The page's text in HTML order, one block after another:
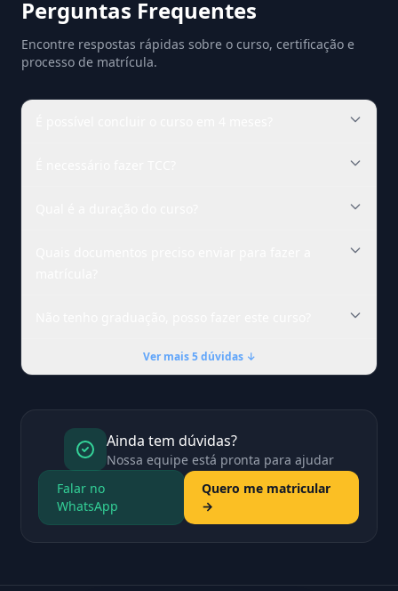
Perguntas Frequentes
Encontre respostas rápidas sobre o curso, certificação e
processo de matrícula.
Ver mais 5 dúvidas ↓
Ainda tem dúvidas?
Nossa equipe está pronta para ajudar
Falar no
WhatsApp
Quero me matricular
→